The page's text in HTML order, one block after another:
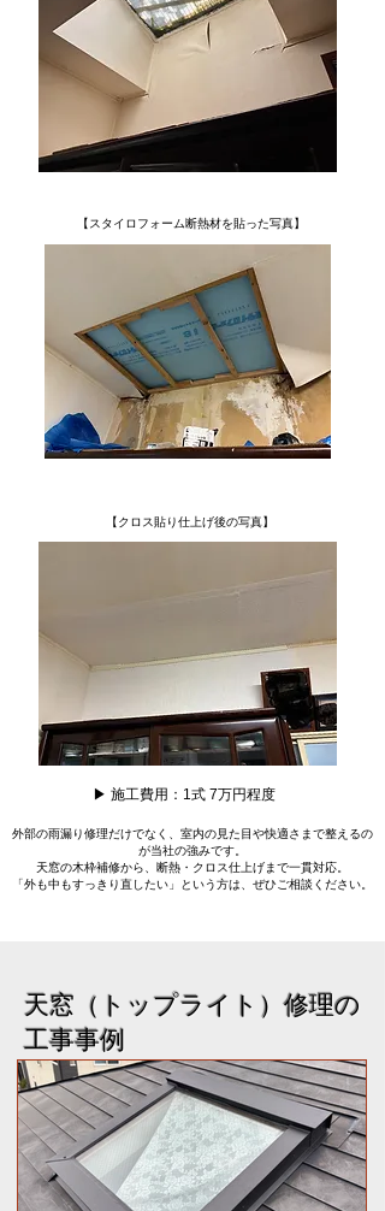
【スタイロフォーム断熱材を貼った写真】
【クロス貼り仕上げ後の写真】
▶ 施工費用：1式 7万円程度
外部の雨漏り修理だけでなく、室内の見た目や快適さまで整えるの
が当社の強みです。
天窓の木枠補修から、断熱・クロス仕上げまで一貫対応。
「外も中もすっきり直したい」という方は、ぜひご相談ください。
天窓（トップライト）修理の
工事事例